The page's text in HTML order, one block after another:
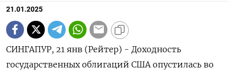
21.01.2025
СИНГАПУР, 21 янв (Рейтер) - Доходность
государственных облигаций США опустилась во